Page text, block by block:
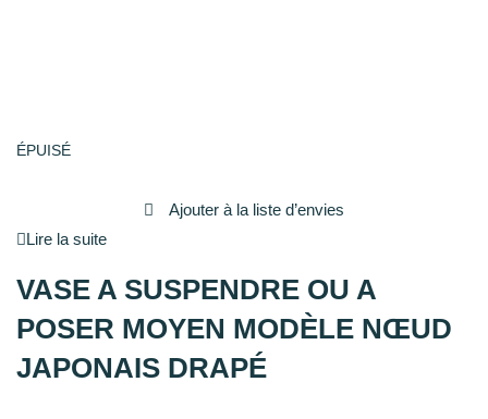
ÉPUISÉ
Ajouter à la liste d’envies
Lire la suite
VASE A SUSPENDRE OU A
POSER MOYEN MODÈLE NŒUD
JAPONAIS DRAPÉ